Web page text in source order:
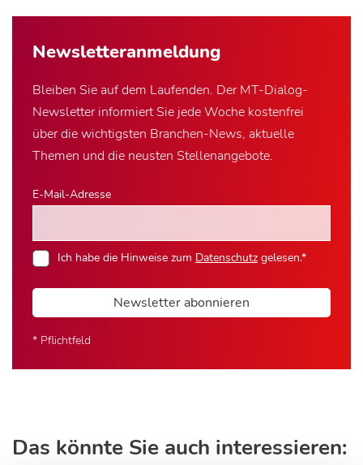
Newsletter­anmeldung
Bleiben Sie auf dem Laufenden. Der MT-Dialog-
Newsletter informiert Sie jede Woche kostenfrei
über die wichtigsten Branchen-News, aktuelle
Themen und die neusten Stellenangebote.
E-Mail-Adresse
Ich habe die Hinweise zum Datenschutzgelesen.*
Newsletter abonnieren
* Pflichtfeld
Das könnte Sie auch interessieren: